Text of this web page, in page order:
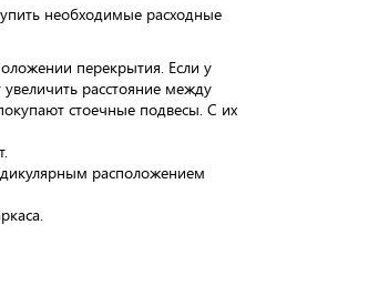
необходимые расходные
перекрытия. Если у
расстояние между
стоечные подвесы. С их
расположением